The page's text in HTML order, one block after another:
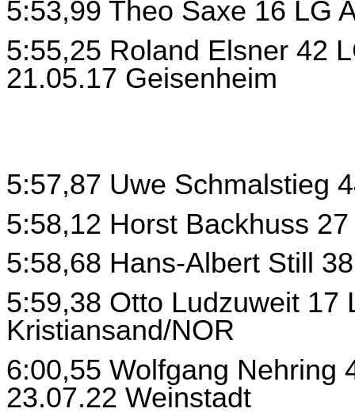
5:53,99 Theo Saxe 16 LG
5:55,25 Roland Elsner 42
21.05.17 Geisenheim
5:57,87 Uwe Schmalstieg
5:58,12 Horst Backhuss
5:58,68 Hans-Albert Still
5:59,38 Otto Ludzuweit 17
Kristiansand/NOR
6:00,55 Wolfgang Nehring
23.07.22 Weinstadt